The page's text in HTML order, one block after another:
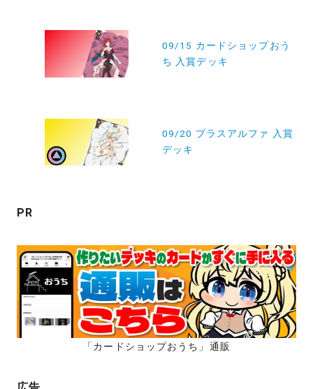
ン
09/15 カードショップおう
ち 入賞デッキ
09/20 プラスアルファ 入賞
デッキ
PR
「カードショップおうち」通販